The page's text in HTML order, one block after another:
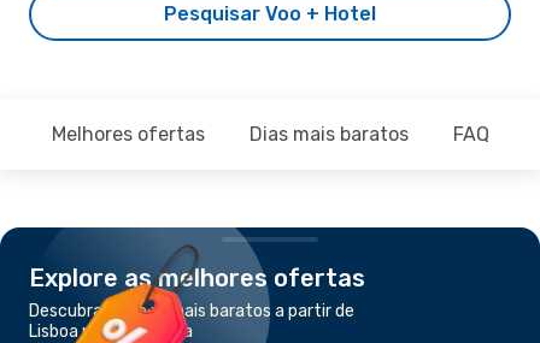
Pesquisar Voo + Hotel
Melhores ofertas Dias mais baratos FAQ
Explore as melhores ofertas
Descubra os voos mais baratos a partir de
Lisboa para Dominica